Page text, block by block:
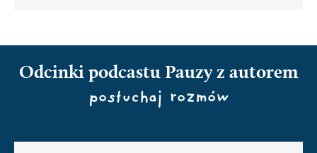
Odcinki podcastu Pauzy z autorem
posłuchaj rozmów